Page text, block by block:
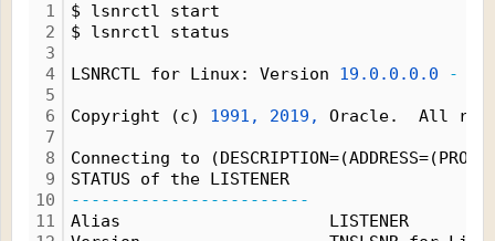
1
2
3
4
5
6
7
8
9
10
11
$ lsnrctl start
$ lsnrctl status
LSNRCTL for Linux: Version 19.0.0.0.0 -
Copyright (c) 1991, 2019, Oracle.  All
Connecting to
STATUS of the LISTENER
------------------------
Alias                     LISTENER